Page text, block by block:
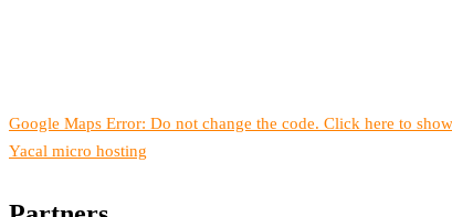
Google Maps Error: Do not change the code. Click here to
Yacal micro hosting